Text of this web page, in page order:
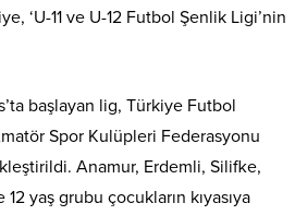
‘U-11 ve U-12 Futbol Şenlik Ligi’nin
başlayan lig, Türkiye Futbol
Spor Kulüpleri Federasyonu
Anamur, Erdemli, Silifke,
yaş grubu çocukların kıyasıya